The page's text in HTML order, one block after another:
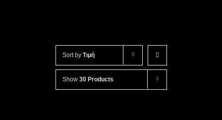
Sort by Τιμή
Show 30 Products